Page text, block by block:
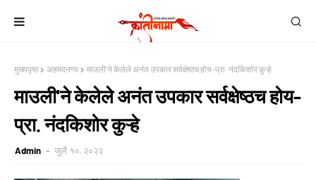
मुख्यपृष्ठ अहमदनगर माउली'ने केलेले अनंत उपकार सर्वक्षेष्ठच होय-प्रा. नंदकिशोर कुऱ्हे
माउली'ने केलेले अनंत उपकार सर्वक्षेष्ठच होय-
प्रा. नंदकिशोर कुऱ्हे
Admin जुलै १०, २०२२